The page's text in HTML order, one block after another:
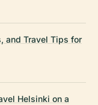
and Travel Tips for
Helsinki on a